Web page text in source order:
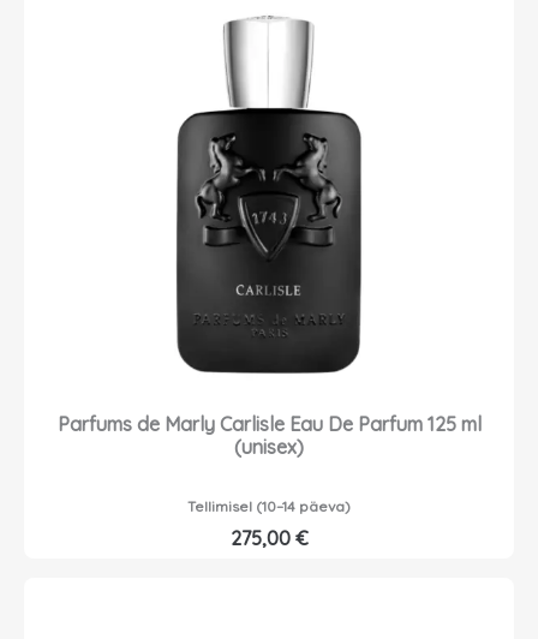
Parfums de Marly Carlisle Eau De Parfum 125 ml
(unisex)
Tellimisel (10–14 päeva)
275,00 €